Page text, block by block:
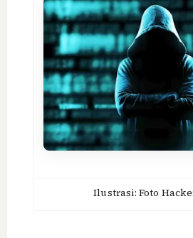
Ilustrasi: Foto